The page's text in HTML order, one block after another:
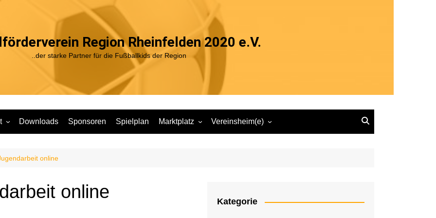
Region Rheinfelden 2020 e.V.
..der starke Partner für die Fußballkids der Region
B1
C2
D1
unserer
Downloads Sponsoren Spielplan Marktplatz Vereinsheim(e)
online
online Kategorie